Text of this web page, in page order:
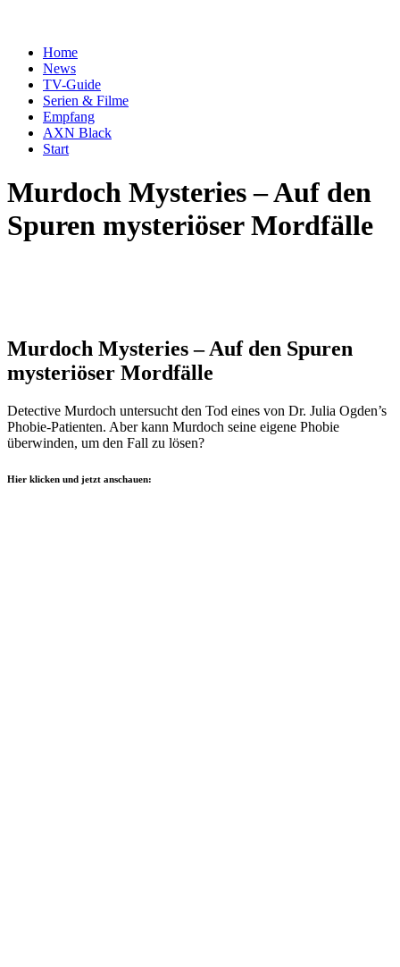
Home
News
TV-Guide
Serien & Filme
Empfang
AXN Black
Start
Murdoch Mysteries – Auf den
Spuren mysteriöser Mordfälle
Murdoch Mysteries – Auf den Spuren
mysteriöser Mordfälle
Detective Murdoch untersucht den Tod eines von Dr. Julia Ogden’s
Phobie-Patienten. Aber kann Murdoch seine eigene Phobie
überwinden, um den Fall zu lösen?
Hier klicken und jetzt anschauen: